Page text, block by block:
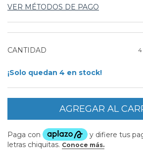
VER MÉTODOS DE PAGO
CANTIDAD 4
¡Solo quedan 4 en stock!